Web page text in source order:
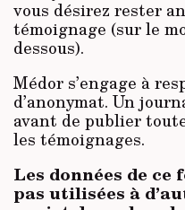
vous désirez rester
témoignage (sur le
dessous).
Médor s’engage à
d’anonymat. Un
avant de publier
les témoignages.
Les données de
pas utilisées à